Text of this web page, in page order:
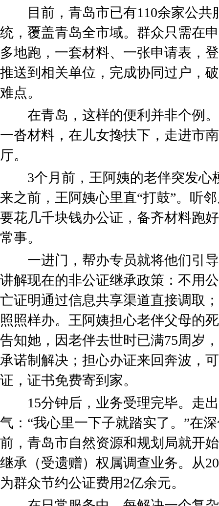
目前，青岛市已有110余家公共
统，覆盖青岛全市域。群众只需在
多地跑，一套材料、一张申请表，
推送到相关单位，完成协同过户，
难点。
在青岛，这样的便利并非个例。
一沓材料，在儿女搀扶下，走进市
厅。
3个月前，王阿姨的老伴突发心
来之前，王阿姨心里直“打鼓”。听
要花几千块钱办公证，备齐材料跑
常事。
一进门，帮办专员就将他们引导
讲解现在的非公证继承政策：不用
亡证明通过信息共享渠道直接调取
照照样办。王阿姨担心老伴父母的
告知她，因老伴去世时已满75周岁
承诺制解决；担心办证来回奔波，
证，证书免费寄到家。
15分钟后，业务受理完毕。走出
气：“我心里一下子就踏实了。”在
前，青岛市自然资源和规划局就开
继承（受遗赠）权属调查业务。从
为群众节约公证费用2亿余元。